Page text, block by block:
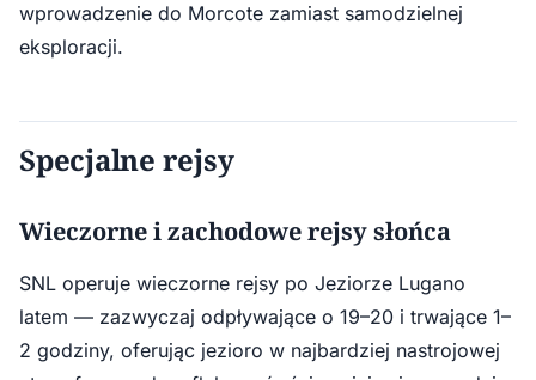
wprowadzenie do Morcote zamiast samodzielnej
eksploracji.
Specjalne rejsy
Wieczorne i zachodowe rejsy słońca
SNL operuje wieczorne rejsy po Jeziorze Lugano
latem — zazwyczaj odpływające o 19–20 i trwające 1–
2 godziny, oferując jezioro w najbardziej nastrojowej